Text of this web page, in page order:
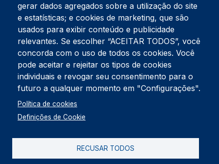
Endereço Postal
Apartado 42
Rua Gil Eanes 31
3834-908 Gafanha da Nazaré
Estúdios
Rua Prior Guerra
Edifício do Centro Cultural da Gafanha da Nazaré
3830-556 Gafanha da Nazaré
Rodapé
Cookies
Política de Privacidade
gerar dados agregados sobre a utilização do site
e estatísticas; e cookies de marketing, que são
usados para exibir conteúdo e publicidade
relevantes. Se escolher “ACEITAR TODOS”, você
concorda com o uso de todos os cookies. Você
pode aceitar e rejeitar os tipos de cookies
individuais e revogar seu consentimento para o
futuro a qualquer momento em "Configurações".
Política de cookies
Definições de Cookie
RECUSAR TODOS